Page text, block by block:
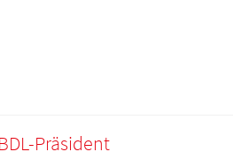
Präsident